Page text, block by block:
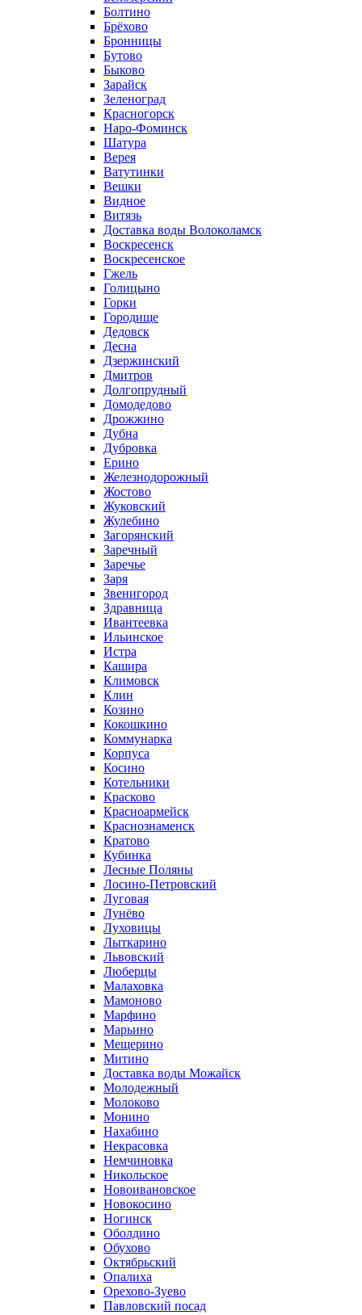
Болтино
Брёхово
Бронницы
Бутово
Быково
Зарайск
Зеленоград
Красногорск
Наро-Фоминск
Шатура
Верея
Ватутинки
Вешки
Видное
Витязь
Доставка воды Волоколамск
Воскресенск
Воскресенское
Гжель
Голицыно
Горки
Городище
Дедовск
Десна
Дзержинский
Дмитров
Долгопрудный
Домодедово
Дрожжино
Дубна
Дубровка
Ерино
Железнодорожный
Жостово
Жуковский
Жулебино
Загорянский
Заречный
Заречье
Заря
Звенигород
Здравница
Ивантеевка
Ильинское
Истра
Кашира
Климовск
Клин
Козино
Кокошкино
Коммунарка
Корпуса
Косино
Котельники
Красково
Красноармейск
Краснознаменск
Кратово
Кубинка
Лесные Поляны
Лосино-Петровский
Луговая
Лунёво
Луховицы
Лыткарино
Львовский
Люберцы
Малаховка
Мамоново
Марфино
Марьино
Мещерино
Митино
Доставка воды Можайск
Молодежный
Молоково
Монино
Нахабино
Некрасовка
Немчиновка
Никольское
Новоивановское
Новокосино
Ногинск
Оболдино
Обухово
Октябрьский
Опалиха
Орехово-Зуево
Павловский посад